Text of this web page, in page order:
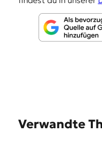
Verwandte